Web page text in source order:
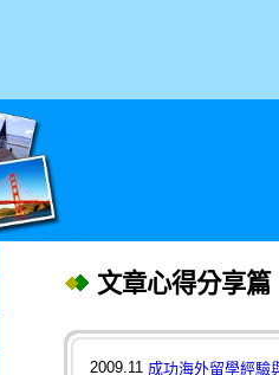
文章心得分享篇
2009.11 成功海外留學經驗